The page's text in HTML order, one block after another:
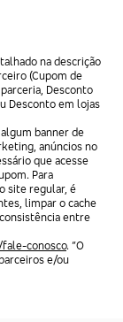
na descrição
(Cupom de
Desconto
Desconto em lojas
banner de
anúncios no
que acesse
Para
site regular, é
limpar o cache
entre
conosco. “O
e/ou